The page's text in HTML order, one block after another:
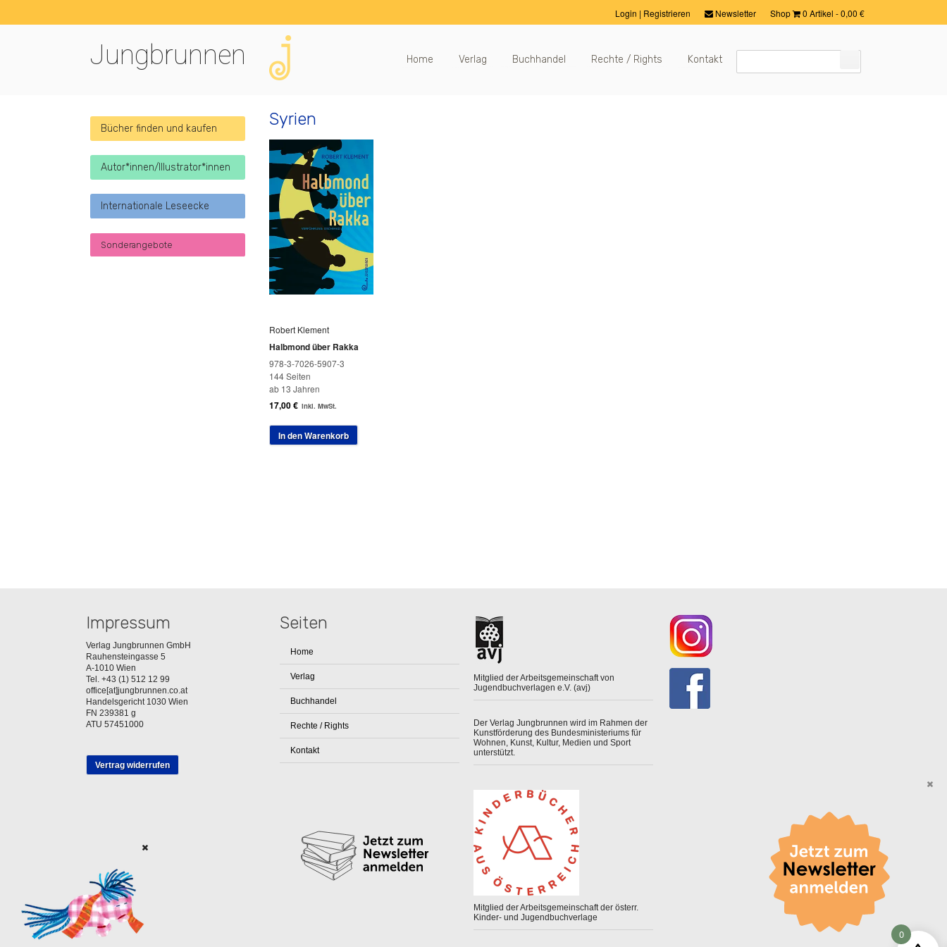
Shop 0 Artikel -0,00 €
Newsletter
Login | Registrieren
Jungbrunnen Home Verlag Buchhandel Rechte / Rights Kontakt
Syrien
Robert Klement
Halbmond über Rakka
978-3-7026-5907-3
144 Seiten
ab 13 Jahren
17,00€ inkl. MwSt.
In den Warenkorb
Bücher finden und kaufen
Autor*innen/Illustrator*innen
Internationale Leseecke
Sonderangebote
Impressum
Verlag Jungbrunnen GmbH
Rauhensteingasse 5
A-1010 Wien
Tel. +43 (1) 512 12 99
office[at]jungbrunnen.co.at
Handelsgericht 1030 Wien
FN 239381 g
ATU 57451000
Vertrag widerrufen
Seiten
Home
Verlag
Buchhandel
Rechte / Rights
Kontakt
Mitglied der Arbeitsgemeinschaft von
Jugendbuchverlagen e.V. (avj)
Der Verlag Jungbrunnen wird im Rahmen der
Kunstförderung des Bundesministeriums für
Wohnen, Kunst, Kultur, Medien und Sport
unterstützt.
Mitglied der Arbeitsgemeinschaft der österr.
Kinder- und Jugendbuchverlage
0